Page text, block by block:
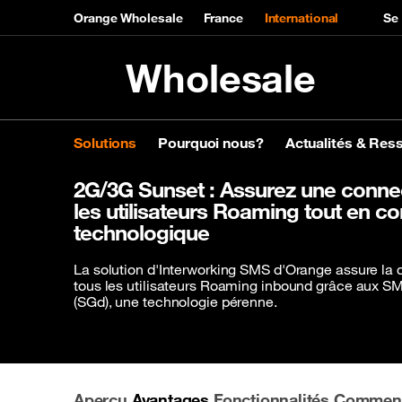
Orange Wholesale France International
Wholesale
Solutions
Solutions
Découvrez nos solutions
Voix
Messages
Purs
Pourquoi nous?
Pourquoi nous?
Nos réseaux
Orange global networks
Interactive network map
Actualités &
Actualités & Ressources
Newsroom
Products & services
Networks
À propos de nous
SMS Interworking
2G/3G Sunset : Assurez une
les utilisateurs Roaming tout en
technologique
La solution d'Interworking SMS d'Orange assure la
tous les utilisateurs Roaming inbound grâce aux
(SGd), une technologie pérenne.